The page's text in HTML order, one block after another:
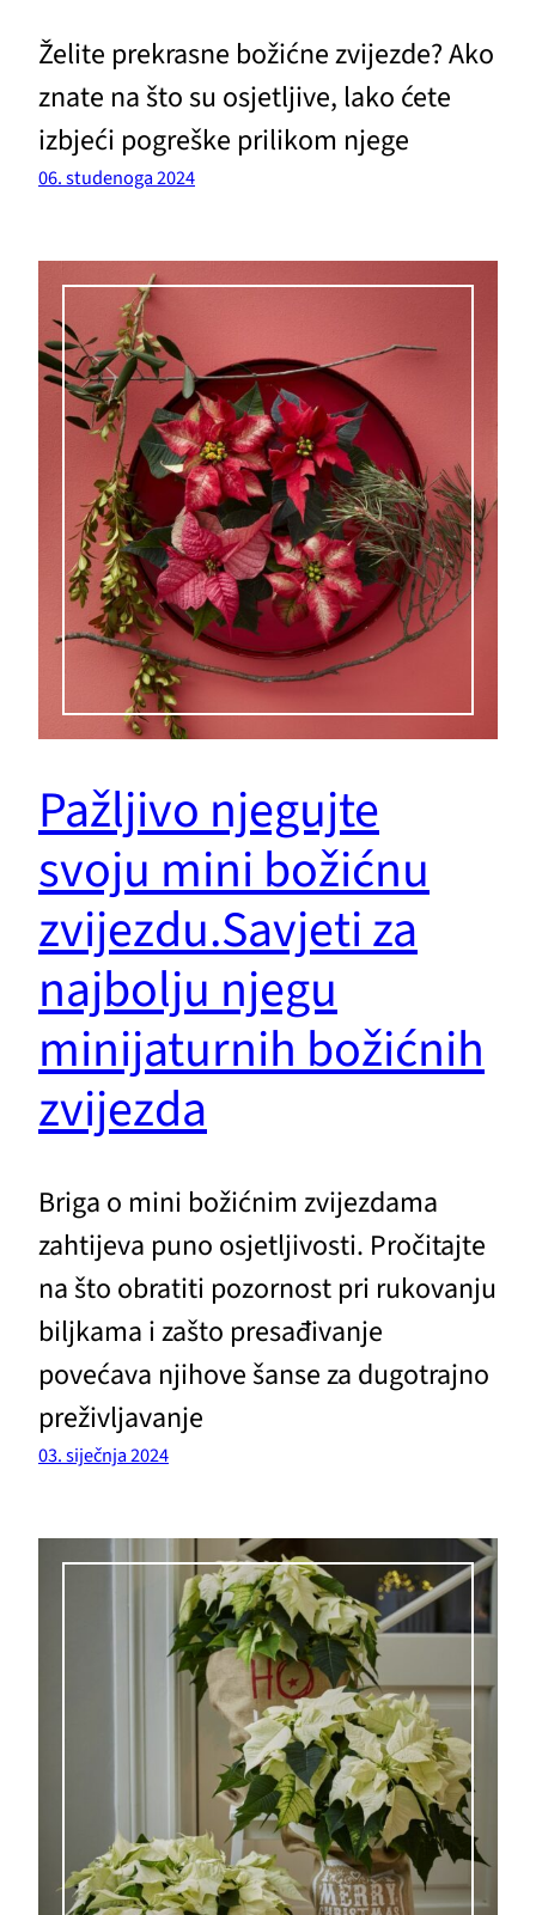
Želite prekrasne božićne zvijezde? Ako
znate na što su osjetljive, lako ćete
izbjeći pogreške prilikom njege
06. studenoga 2024
Pažljivo njegujte
svoju mini božićnu
zvijezdu.Savjeti za
najbolju njegu
minijaturnih božićnih
zvijezda
Briga o mini božićnim zvijezdama
zahtijeva puno osjetljivosti. Pročitajte
na što obratiti pozornost pri rukovanju
biljkama i zašto presađivanje
povećava njihove šanse za dugotrajno
preživljavanje
03. siječnja 2024